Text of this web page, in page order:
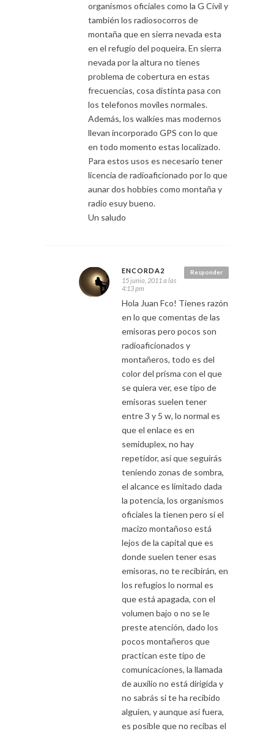
organismos oficiales como la G Civil y
también los radiosocorros de
montaña que en sierra nevada esta
en el refugio del poqueira. En sierra
nevada por la altura no tienes
problema de cobertura en estas
frecuencias, cosa distinta pasa con
los telefonos moviles normales.
Además, los walkies mas modernos
llevan incorporado GPS con lo que
en todo momento estas localizado.
Para estos usos es necesario tener
licencia de radioaficionado por lo que
aunar dos hobbies como montaña y
radio esuy bueno.
Un saludo
Responder
ENCORDA2
15 junio, 2011 a las
4:13 pm
Hola Juan Fco! Tienes razón
en lo que comentas de las
emisoras pero pocos son
radioaficionados y
montañeros, todo es del
color del prisma con el que
se quiera ver, ese tipo de
emisoras suelen tener
entre 3 y 5 w, lo normal es
que el enlace es en
semiduplex, no hay
repetidor, así que seguirás
teniendo zonas de sombra,
el alcance es limitado dada
la potencia, los organismos
oficiales la tienen pero si el
macizo montañoso está
lejos de la capital que es
donde suelen tener esas
emisoras, no te recibirán, en
los refugios lo normal es
que está apagada, con el
volumen bajo o no se le
preste atención, dado los
pocos montañeros que
practican este tipo de
comunicaciones, la llamada
de auxilio no está dirigida y
no sabrás si te ha recibido
alguien, y aunque así fuera,
es posible que no recibas el